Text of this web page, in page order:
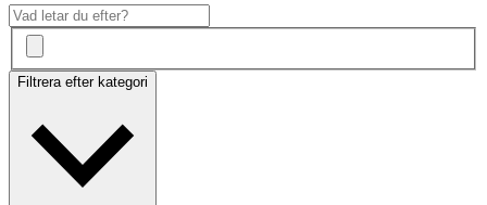
Filtrera efter kategori